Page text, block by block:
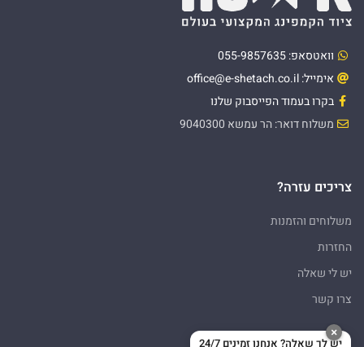
וואטסאפ: 055-9857635
אימייל: office@e-shetach.co.il
בקרו בעמוד הפייסבוק שלנו
משלוח דואר: הר עמשא 9040300
צריכים עזרה?
משלוחים והזמנות
החזרות
יש לי שאלה
צרו קשר
×
יש לך שאלה? אנחנו זמינים 24/7